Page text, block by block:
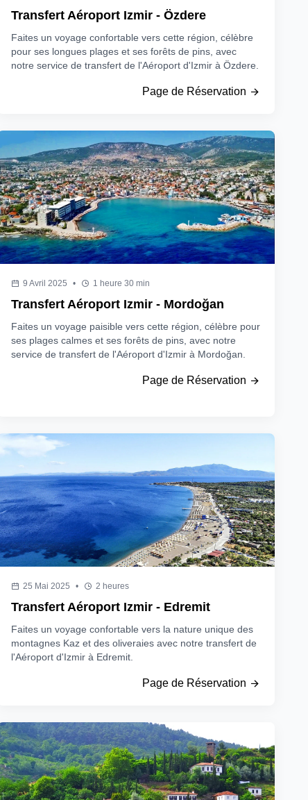
Transfert Aéroport Izmir - Özdere
Faites un voyage confortable vers cette région, célèbre
pour ses longues plages et ses forêts de pins, avec
notre service de transfert de l'Aéroport d'Izmir à Özdere.
Page de Réservation
9 Avril 2025 • 1 heure 30 min
Transfert Aéroport Izmir - Mordoğan
Faites un voyage paisible vers cette région, célèbre pour
ses plages calmes et ses forêts de pins, avec notre
service de transfert de l'Aéroport d'Izmir à Mordoğan.
Page de Réservation
25 Mai 2025 • 2 heures
Transfert Aéroport Izmir - Edremit
Faites un voyage confortable vers la nature unique des
montagnes Kaz et des oliveraies avec notre transfert de
l'Aéroport d'Izmir à Edremit.
Page de Réservation